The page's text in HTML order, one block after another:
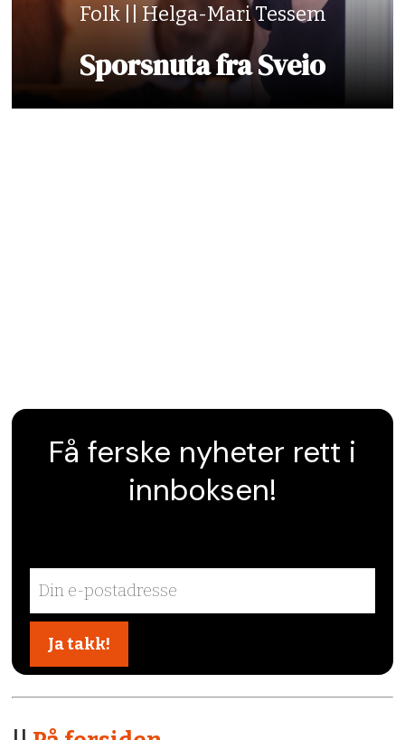
Folk || Helga-Mari Tessem
Sporsnuta fra Sveio
Få ferske nyheter rett i
innboksen!